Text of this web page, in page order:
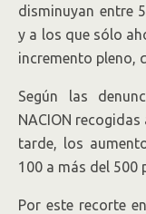
disminuyan entre
y a los que sólo
incremento pleno,
Según las
NACION
tarde, los
100 a más del 500
Por este recorte